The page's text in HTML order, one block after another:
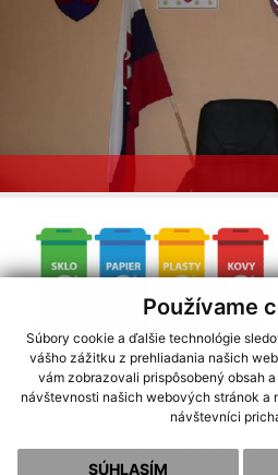
Používame
Súbory cookie a ďalšie technológie
vášho zážitku z prehliadania našich
vám zobrazovali prispôsobený obsah
návštevnosti našich webových stránok a
návštevníci
SÚHLASÍM
využite možnosť získavania
CMS systém (redakčný) systém
, domény,
technický prevádzkovateľ-